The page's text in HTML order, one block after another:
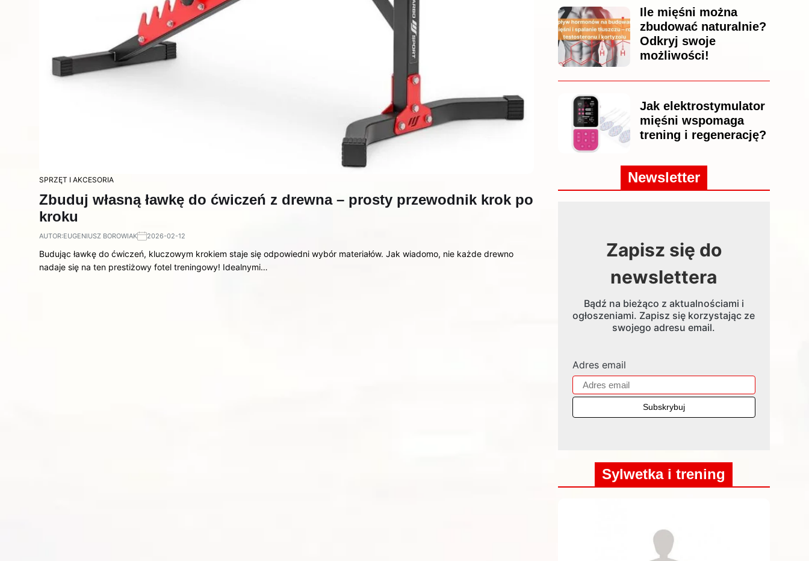
SPRZĘT I AKCESORIA
Zbuduj własną ławkę do ćwiczeń z drewna – prosty przewodnik krok po
kroku
AUTOR:EUGENIUSZ BOROWIAK 2026-02-12
Budując ławkę do ćwiczeń, kluczowym krokiem staje się odpowiedni wybór materiałów. Jak wiadomo, nie każde drewno
nadaje się na ten prestiżowy fotel treningowy! Idealnymi…
Ile mięśni można
zbudować naturalnie?
Odkryj swoje
możliwości!
Jak elektrostymulator
mięśni wspomaga
trening i regenerację?
Newsletter
Zapisz się do
newslettera
Bądź na bieżąco z aktualnościami i
ogłoszeniami. Zapisz się korzystając ze
swojego adresu email.
Adres email
Sylwetka i trening